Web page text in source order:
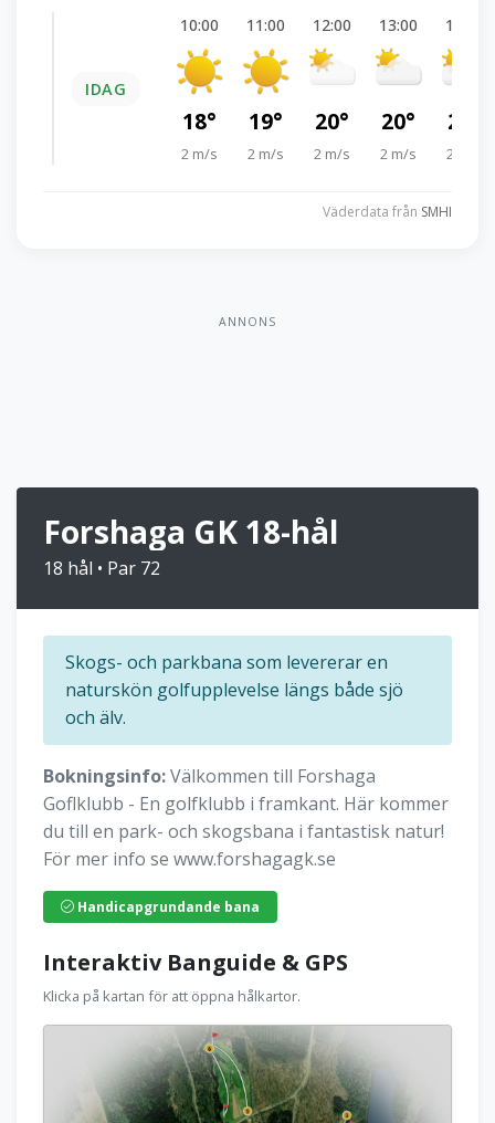
IDAG
10:00
18°
2 m/s
11:00
19°
2 m/s
12:00
20°
2 m/s
13:00
20°
2 m/s
14:00
20°
2 m/s
Väderdata från SMHI
ANNONS
Forshaga GK 18-hål
18 hål • Par 72
Skogs- och parkbana som levererar en
naturskön golfupplevelse längs både sjö
och älv.
Bokningsinfo:Välkommen till Forshaga
Goflklubb - En golfklubb i framkant. Här kommer
du till en park- och skogsbana i fantastisk natur!
För mer info se www.forshagagk.se
Handicapgrundande bana
Interaktiv Banguide & GPS
Klicka på kartan för att öppna hålkartor.